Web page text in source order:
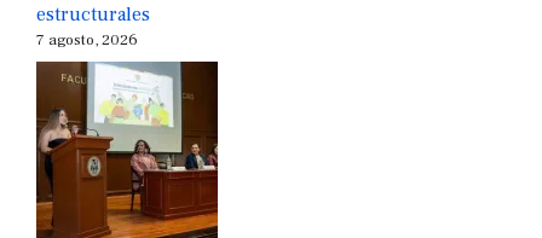
estructurales
7 agosto, 2026